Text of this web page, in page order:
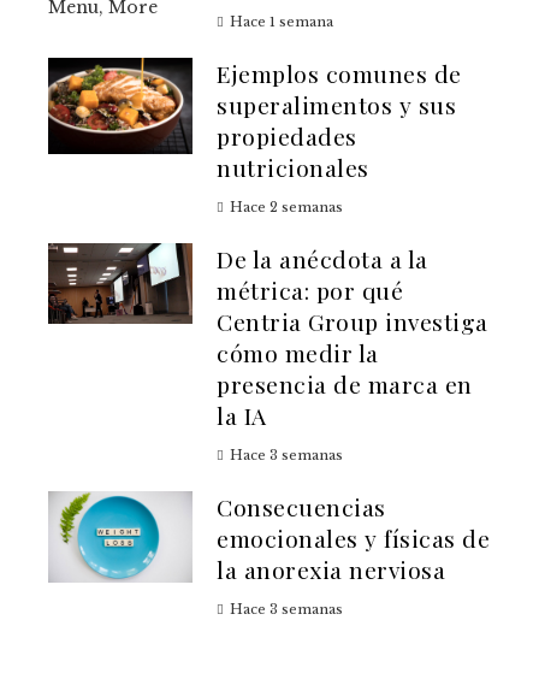
Hace 1 semana
Ejemplos comunes de
superalimentos y sus
propiedades
nutricionales
Hace 2 semanas
De la anécdota a la
métrica: por qué
Centria Group investiga
cómo medir la
presencia de marca en
la IA
Hace 3 semanas
Consecuencias
emocionales y físicas de
la anorexia nerviosa
Hace 3 semanas